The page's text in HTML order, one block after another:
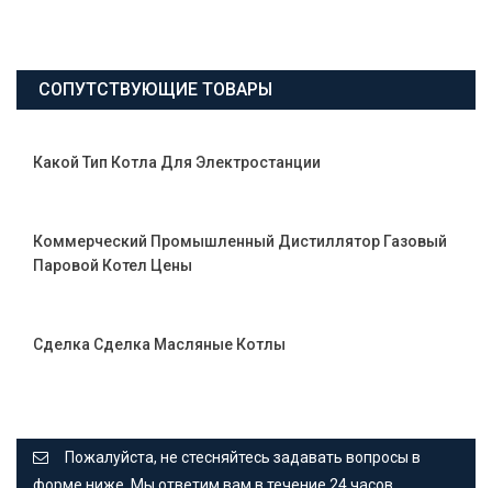
СОПУТСТВУЮЩИЕ ТОВАРЫ
Какой Тип Котла Для Электростанции
Коммерческий Промышленный Дистиллятор Газовый
Паровой Котел Цены
Сделка Сделка Масляные Котлы
Пожалуйста, не стесняйтесь задавать вопросы в